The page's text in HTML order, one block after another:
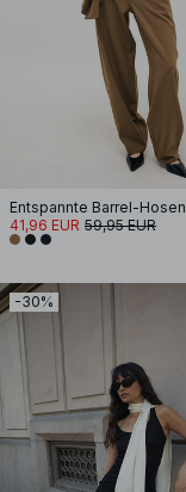
Entspannte Barrel-Hosen
41,96 EUR 59,95 EUR
-30%